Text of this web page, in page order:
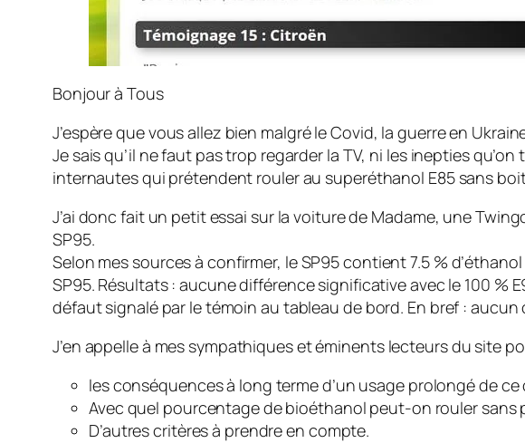
Bonjour à Tous
J’espère que vous allez bien malgré le Covid, la guerre en
Je sais qu’il ne faut pas trop regarder la TV, ni les inepties
internautes qui prétendent rouler au superéthanol E85 sans
J’ai donc fait un petit essai sur la voiture de Madame, une
SP95.
Selon mes sources à confirmer, le SP95 contient 7.5 %
SP95. Résultats : aucune différence significative avec le 100 %
défaut signalé par le témoin au tableau de bord. En bref :
J’en appelle à mes sympathiques et éminents lecteurs du site
les conséquences à long terme d’un usage prolongé de
Avec quel pourcentage de bioéthanol peut-on rouler sans
D’autres critères à prendre en compte.